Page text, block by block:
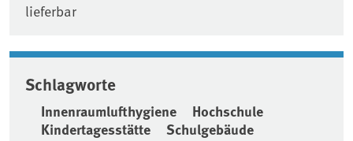
lieferbar
Schlagworte
Innenraumlufthygiene
Hochschule
Kindertagesstätte
Schulgebäude